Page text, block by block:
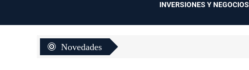
INVERSIONES Y NEGOCIOS
Novedades